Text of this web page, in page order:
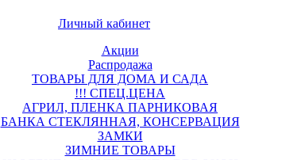
Личный кабинет
Акции
Распродажа
ТОВАРЫ ДЛЯ ДОМА И САДА
!!! СПЕЦ.ЦЕНА
АГРИЛ, ПЛЕНКА ПАРНИКОВАЯ
БАНКА СТЕКЛЯННАЯ, КОНСЕРВАЦИЯ
ЗАМКИ
ЗИМНИЕ ТОВАРЫ